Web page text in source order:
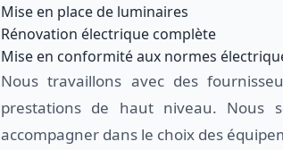
Mise en place de luminaires
Rénovation électrique complète
Mise en conformité aux normes
Nous travaillons avec des
prestations de haut niveau. Nous
accompagner dans le choix des